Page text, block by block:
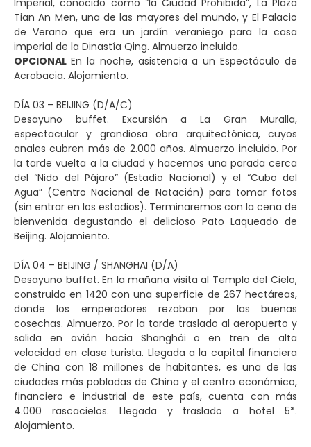
Imperial, conocido como “la Ciudad Prohibida”, La Plaza
Tian An Men, una de las mayores del mundo, y El Palacio
de Verano que era un jardín veraniego para la casa
imperial de la Dinastía Qing. Almuerzo incluido.
OPCIONAL En la noche, asistencia a un Espectáculo de
Acrobacia. Alojamiento.
DÍA 03 – BEIJING (D/A/C)
Desayuno buffet. Excursión a La Gran Muralla,
espectacular y grandiosa obra arquitectónica, cuyos
anales cubren más de 2.000 años. Almuerzo incluido. Por
la tarde vuelta a la ciudad y hacemos una parada cerca
del “Nido del Pájaro” (Estadio Nacional) y el “Cubo del
Agua” (Centro Nacional de Natación) para tomar fotos
(sin entrar en los estadios). Terminaremos con la cena de
bienvenida degustando el delicioso Pato Laqueado de
Beijing. Alojamiento.
DÍA 04 – BEIJING / SHANGHAI (D/A)
Desayuno buffet. En la mañana visita al Templo del Cielo,
construido en 1420 con una superficie de 267 hectáreas,
donde los emperadores rezaban por las buenas
cosechas. Almuerzo. Por la tarde traslado al aeropuerto y
salida en avión hacia Shanghái o en tren de alta
velocidad en clase turista. Llegada a la capital financiera
de China con 18 millones de habitantes, es una de las
ciudades más pobladas de China y el centro económico,
financiero e industrial de este país, cuenta con más
4.000 rascacielos. Llegada y traslado a hotel 5*.
Alojamiento.